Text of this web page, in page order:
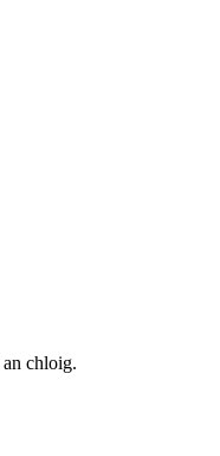
chloig.